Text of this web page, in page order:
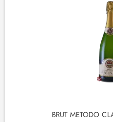
BRUT METODO